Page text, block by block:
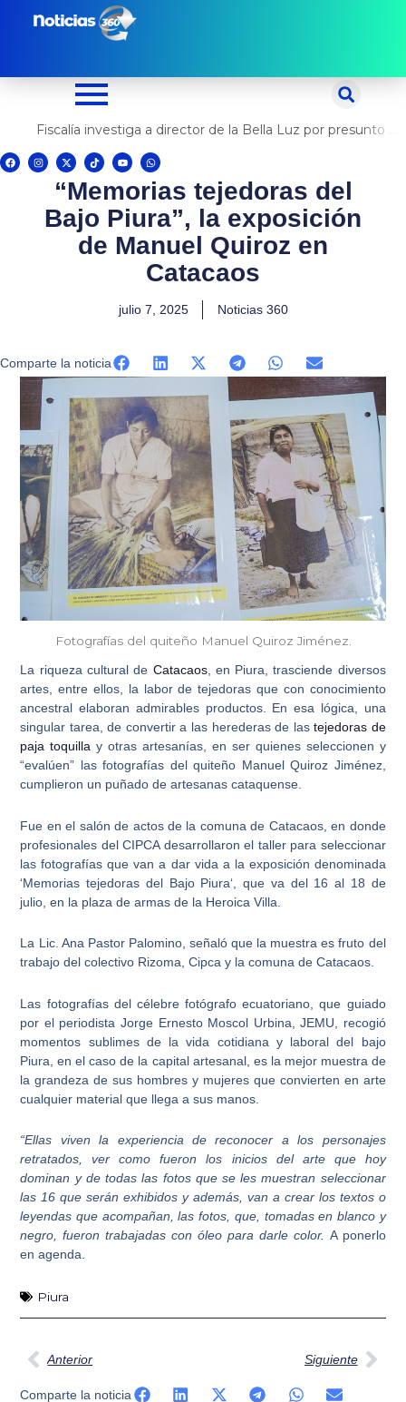
Fiscalía investiga a director de la Bella Luz por presunto abuso contra cantante Naldy Saldaña
F
a
c
I
n
s
X
-
t
w
t
e
T
i
k
t
o
Y
o
u
t
u
b
e
W
h
a
t
p
p
“Memorias tejedoras del
Bajo Piura”, la exposición
de Manuel Quiroz en
Catacaos
julio 7, 2025 Noticias 360
Comparte la noticia
Fotografías del quiteño Manuel Quiroz Jiménez.
La riqueza cultural de Catacaos, en Piura , trasciende diversos
artes, entre ellos, la labor detejedoras que con conocimiento
ancestral elaboran admirables productos. En esa lógica, una
singular tarea, de convertir a las herederas de lastejedoras de
paja toquilla y otras artesanías, en ser quienes seleccionen y
“evalúen” las fotografías del quiteño Manuel Quiroz Jiménez,
cumplieron un puñado de artesanas cataquense.
Fue en el salón de actos de la comuna de Catacaos, en donde
profesionales del CIPCA desarrollaron el taller para seleccionar
las fotografías que van a dar vida a la exposición denominada
‘Memorias tejedoras del Bajo Piura‘, que va del 16 al 18 de
julio, en la plaza de armas de la Heroica Villa.
La Lic. Ana Pastor Palomino, señaló que la muestra es fruto del
trabajo del colectivo Rizoma, Cipca y la comuna de Catacaos.
Las fotografías del célebre fotógrafo ecuatoriano, que guiado
por el periodista Jorge Ernesto Moscol Urbina , JEMU, recogió
momentos sublimes de la vida cotidiana y laboral del bajo
Piura, en el caso de la capital artesanal, es la mejor muestra de
la grandeza de sus hombres y mujeres que convierten en arte
cualquier material que llega a sus manos.
“Ellas viven la experiencia de reconocer a los personajes
retratados, ver como fueron los inicios del arte que hoy
dominan y de todas las fotos que se les muestran seleccionar
las 16 que serán exhibidos y además, van a crear los textos o
leyendas que acompañan, las fotos, que, tomadas en blanco y
negro, fueron trabajadas con óleo para darle color. A ponerlo
en agenda.
Piura
Ant
Anterior Siguiente
Comparte la noticia